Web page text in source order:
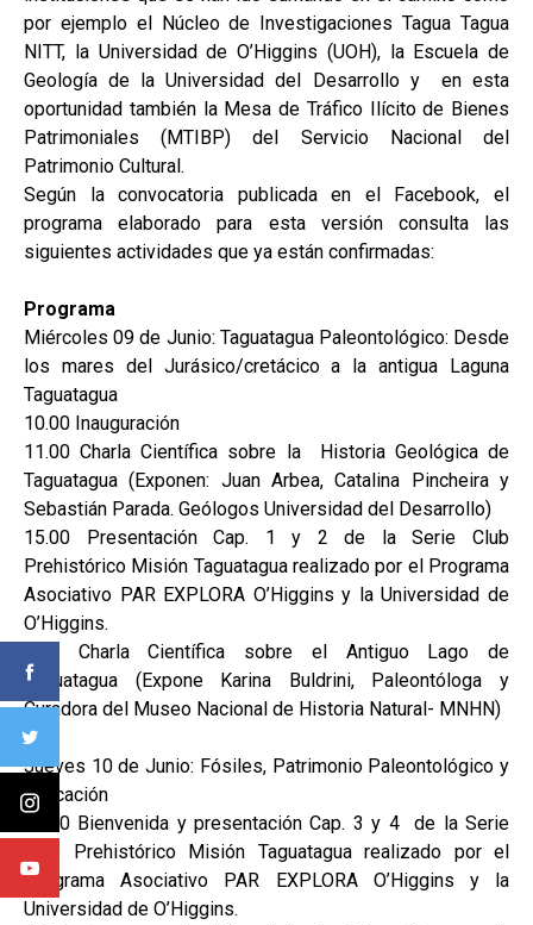
por ejemplo el Núcleo de Investigaciones Tagua Tagua
NITT, la Universidad de O’Higgins (UOH), la Escuela de
Geología de la Universidad del Desarrollo y en esta
oportunidad también la Mesa de Tráfico Ilícito de Bienes
Patrimoniales (MTIBP) del Servicio Nacional del
Patrimonio Cultural.
Según la convocatoria publicada en el Facebook, el
programa elaborado para esta versión consulta las
siguientes actividades que ya están confirmadas:
Programa
Miércoles 09 de Junio: Taguatagua Paleontológico: Desde
los mares del Jurásico/cretácico a la antigua Laguna
Taguatagua
10.00 Inauguración
11.00 Charla Científica sobre la Historia Geológica de
Taguatagua (Exponen: Juan Arbea, Catalina Pincheira y
Sebastián Parada. Geólogos Universidad del Desarrollo)
15.00 Presentación Cap. 1 y 2 de la Serie Club
Prehistórico Misión Taguatagua realizado por el Programa
Asociativo PAR EXPLORA O’Higgins y la Universidad de
O’Higgins.
16.0 Charla Científica sobre el Antiguo Lago de
Taguatagua (Expone Karina Buldrini, Paleontóloga y
Curadora del Museo Nacional de Historia Natural- MNHN)
Jueves 10 de Junio: Fósiles, Patrimonio Paleontológico y
Educación
10.00 Bienvenida y presentación Cap. 3 y 4 de la Serie
Club Prehistórico Misión Taguatagua realizado por el
Programa Asociativo PAR EXPLORA O’Higgins y la
Universidad de O’Higgins.